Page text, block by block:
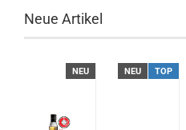
Neue Artikel
NEU NEU TOP